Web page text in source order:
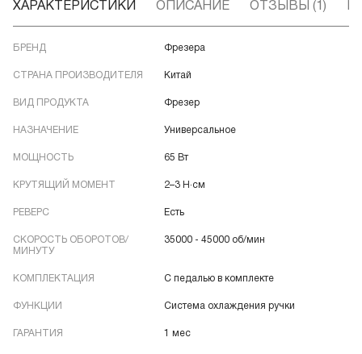
ХАРАКТЕРИСТИКИ ОПИСАНИЕ ОТЗЫВЫ (1)
БРЕНД Фрезера
СТРАНА ПРОИЗВОДИТЕЛЯ Китай
ВИД ПРОДУКТА Фрезер
НАЗНАЧЕНИЕ Универсальное
МОЩНОСТЬ 65 Вт
КРУТЯЩИЙ МОМЕНТ 2–3 Н·см
РЕВЕРС Есть
СКОРОСТЬ ОБОРОТОВ/
МИНУТУ
35000 - 45000 об/мин
КОМПЛЕКТАЦИЯ С педалью в комплекте
ФУНКЦИИ Система охлаждения ручки
ГАРАНТИЯ 1 мес